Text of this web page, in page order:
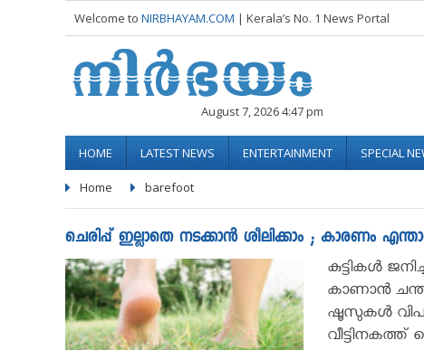
Welcome to NIRBHAYAM.COM | Kerala’s No. 1 News Portal
August 7, 2026 4:47 pm
HOME LATEST NEWS ENTERTAINMENT SPECIAL
Home barefoot
ചെരിപ്പ് ഇല്ലാതെ നടക്കാൻ ശീലിക്കാം ; കാരണം
കുട്ടികൾ
കാണാൻ
ഷൂസുകൾ
വീട്ടിനകത്ത്